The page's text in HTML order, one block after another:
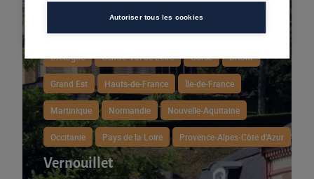
Bretagne Centre-Val de Loire Corse DROM
Grand Est Hauts-de-France Île-de-France
Martinique Normandie Nouvelle-Aquitaine
Occitanie Pays de la Loire Provence-Alpes-Côte d'Azur
Vernouillet
Autoriser tous les cookies